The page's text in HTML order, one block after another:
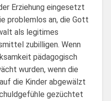
Erziehung eingesetzt
problemlos an, die Gott
als legitimes
zubilligen. Wenn
pädagogisch
wurden, wenn die
die Kinder abgewälzt
gezüchtet